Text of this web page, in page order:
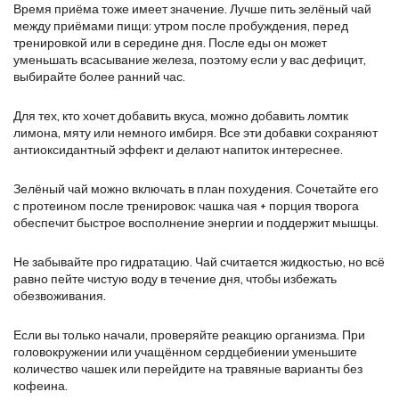
Время приёма тоже имеет значение. Лучше пить зелёный чай
между приёмами пищи: утром после пробуждения, перед
тренировкой или в середине дня. После еды он может
уменьшать всасывание железа, поэтому если у вас дефицит,
выбирайте более ранний час.
Для тех, кто хочет добавить вкуса, можно добавить ломтик
лимона, мяту или немного имбиря. Все эти добавки сохраняют
антиоксидантный эффект и делают напиток интереснее.
Зелёный чай можно включать в план похудения. Сочетайте его
с протеином после тренировок: чашка чая + порция творога
обеспечит быстрое восполнение энергии и поддержит мышцы.
Не забывайте про гидратацию. Чай считается жидкостью, но всё
равно пейте чистую воду в течение дня, чтобы избежать
обезвоживания.
Если вы только начали, проверяйте реакцию организма. При
головокружении или учащённом сердцебиении уменьшите
количество чашек или перейдите на травяные варианты без
кофеина.